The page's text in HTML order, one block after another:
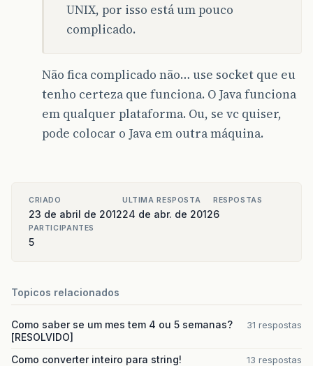
UNIX, por isso está um pouco
complicado.
Não fica complicado não… use socket que eu
tenho certeza que funciona. O Java funciona
em qualquer plataforma. Ou, se vc quiser,
pode colocar o Java em outra máquina.
CRIADO
23 de abril de 2012
ULTIMA RESPOSTA
24 de abr. de 2012
RESPOSTAS
6
PARTICIPANTES
5
Topicos relacionados
Como saber se um mes tem 4 ou 5 semanas?
[RESOLVIDO]
31 respostas
Como converter inteiro para string! 13 respostas